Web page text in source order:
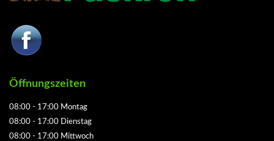
Öffnungszeiten
08:00 - 17:00 Montag
08:00 - 17:00 Dienstag
08:00 - 17:00 Mittwoch